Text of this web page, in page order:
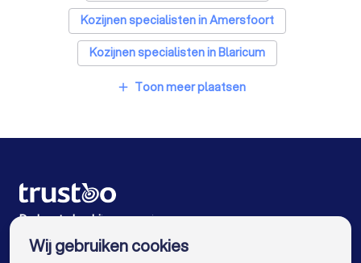
Kozijnen specialisten in Amersfoort
Kozijnen specialisten in Blaricum
Kozijnen specialisten in Soest
Kozijnen specialisten in Zeewolde
Kozijnen specialisten in Amsterdam
add Toon meer plaatsen
De beste bedrijven voor jou
Wij gebruiken cookies